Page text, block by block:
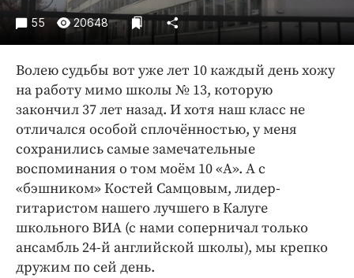
Праздники
Происшествия
Экономика и бизнес
ПРОЕКТЫ
Блоги
Издания
Медиаперсона
Интересное чтиво
Клиника года
Бренд года
55 20648
Волею судьбы вот уже лет 10 каждый день хожу
на работу мимо школы № 13, которую
закончил 37 лет назад. И хотя наш класс не
отличался особой сплочённостью, у меня
сохранились самые замечательные
воспоминания о том моём 10 «А». А с
«бэшником» Костей Самцовым, лидер-
гитаристом нашего лучшего в Калуге
школьного ВИА (с нами соперничал только
ансамбль 24-й английской школы), мы крепко
дружим по сей день.